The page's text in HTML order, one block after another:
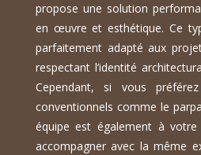
propose une solution
en œuvre et esthétique. Ce
parfaitement adapté aux
respectant l’identité
Cependant, si vous
conventionnels comme le
équipe est également à
accompagner avec la même